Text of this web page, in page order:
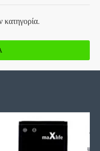
κατηγορία.
Scart, 1m, ΟΕΜ - 18021